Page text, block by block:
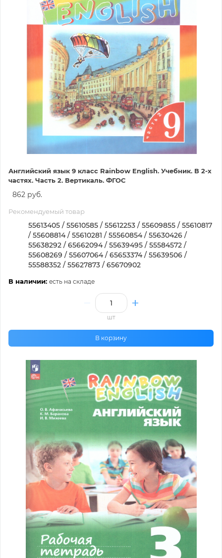
Английский язык 9 класс Rainbow English. Учебник. В 2-х
частях. Часть 2. Вертикаль. ФГОС
862 руб.
Рекомендуемый товар
55613405 / 55610585 / 55612253 / 55609855 / 55610817
/ 55608814 / 55610281 / 55560854 / 55630426 /
55638292 / 65662094 / 55639495 / 55584572 /
55608269 / 55607064 / 65653374 / 55639506 /
55588352 / 55627873 / 65670902
В наличии: есть на складе
шт
В корзину